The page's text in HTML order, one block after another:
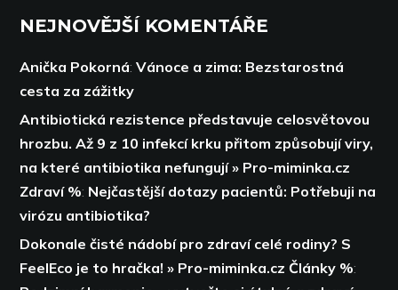
NEJNOVĚJŠÍ KOMENTÁŘE
Anička Pokorná:Vánoce a zima: Bezstarostná
cesta za zážitky
Antibiotická rezistence představuje celosvětovou
hrozbu. Až 9 z 10 infekcí krku přitom způsobují viry,
na které antibiotika nefungují » Pro-miminka.cz
Zdraví %: Nejčastější dotazy pacientů: Potřebuji na
virózu antibiotika?
Dokonale čisté nádobí pro zdraví celé rodiny? S
FeelEco je to hračka! » Pro-miminka.cz Články %: